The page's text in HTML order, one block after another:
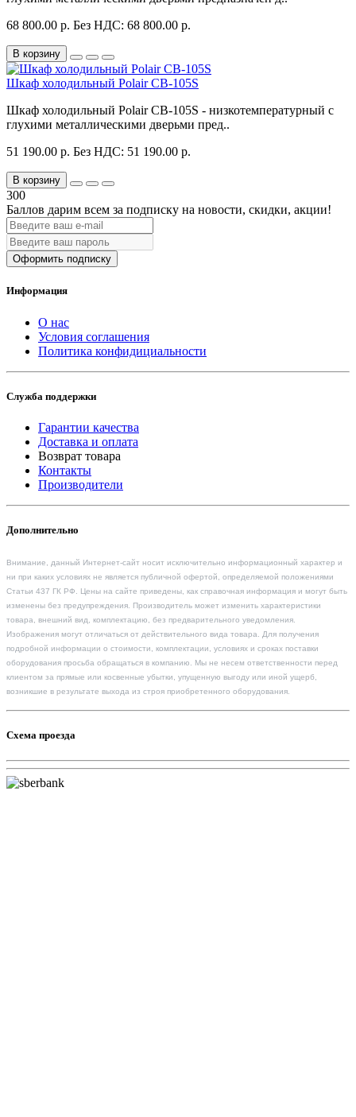
68 800.00 р. Без НДС: 68 800.00 р.
В корзину
Шкаф холодильный Polair CB-105S
Шкаф холодильный Polair CB-105S - низкотемпературный с
глухими металлическими дверьми пред..
51 190.00 р. Без НДС: 51 190.00 р.
В корзину
300
Баллов дарим всем за подписку на новости, скидки, акции!
Оформить подписку
Информация
О нас
Условия соглашения
Политика конфидициальности
Служба поддержки
Гарантии качества
Доставка и оплата
Возврат товара
Контакты
Производители
Дополнительно
Внимание, данный Интернет-сайт носит исключительно информационный характер и
ни при каких условиях не является публичной офертой, определяемой положениями
Статьи 437 ГК РФ. Цены на сайте приведены, как справочная информация и могут быть
изменены без предупреждения. Производитель может изменить характеристики
товара, внешний вид, комплектацию, без предварительного уведомления.
Изображения могут отличаться от действительного вида товара. Для получения
подробной информации о стоимости, комплектации, условиях и сроках поставки
оборудования просьба обращаться в компанию. Мы не несем ответственности перед
клиентом за прямые или косвенные убытки, упущенную выгоду или иной ущерб,
возникшие в результате выхода из строя приобретенного оборудования.
Схема проезда